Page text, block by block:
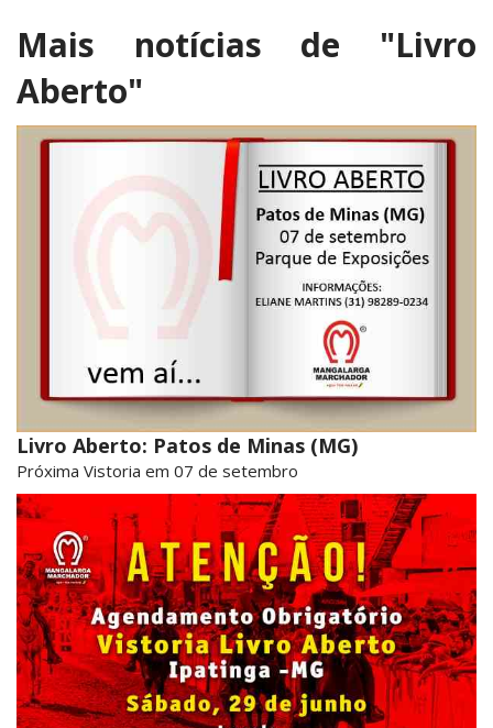
Mais notícias de "Livro
Aberto"
Livro Aberto: Patos de Minas (MG)
Próxima Vistoria em 07 de setembro